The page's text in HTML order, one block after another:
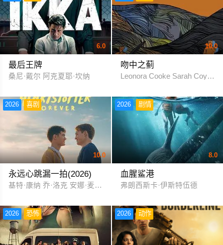
6.0
最后王牌
桑尼·戴尔 阿克夏耶·坎纳
10.0
吻中之蓟
Leonora Cooke Sarah Coyne
2026 喜剧
10.0
永远心跳漏一拍(2026)
基特·康纳 乔·洛克 安娜·麦克西维尔·马
2026 剧情
8.0
血腥鲨港
弗朗西斯卡·伊斯特伍德
2026 恐怖 2026 动作